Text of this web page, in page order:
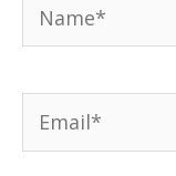
Email*